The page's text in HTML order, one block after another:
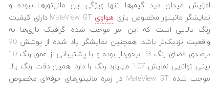
افزایش میدان دید گیمرها تنها ویژگی این مانیتورها نبوده و
نمایشگر مانیتور مخصوص بازی هواوی
MateView GT دارای کیفیت
رنگ بالایی است که این امر موجب شده گرافیک بازی‌ها به
واقعیت نزدیک‌تر باشد. همچنین نمایشگر یاد شده از پوشش 90
درصدی فضای رنگ P3 برخوردار بوده و با پشتیبانی از عمق رنگ 10
بیتی توانایی نمایش 1.07 میلیارد رنگ را دارد. همین دقت رنگ بالا
موجب شده MateView GT در زمره مانیتورهای حرفه‌ای مخصوص